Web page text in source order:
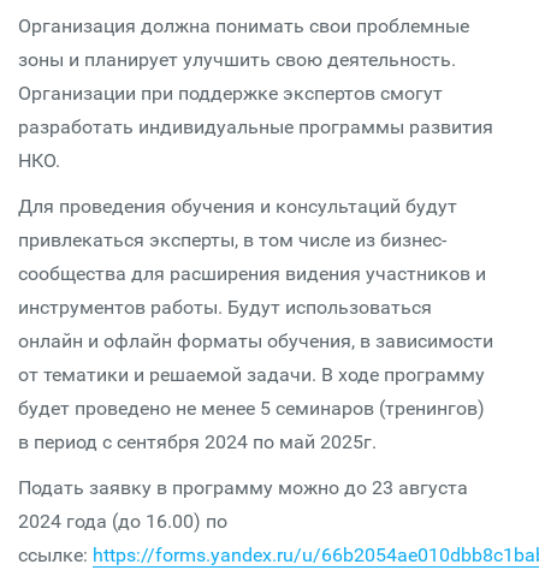
Организация должна понимать свои проблемные
зоны и планирует улучшить свою деятельность.
Организации при поддержке экспертов смогут
разработать индивидуальные программы развития
НКО.
Для проведения обучения и консультаций будут
привлекаться эксперты, в том числе из бизнес-
сообщества для расширения видения участников и
инструментов работы. Будут использоваться
онлайн и офлайн форматы обучения, в зависимости
от тематики и решаемой задачи. В ходе программу
будет проведено не менее 5 семинаров (тренингов)
в период с сентября 2024 по май 2025г.
Подать заявку в программу можно до 23 августа
2024 года (до 16.00) по
ссылке: https://forms.yandex.ru/u/